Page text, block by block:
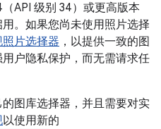
API 级别 34）或更高版本
。如果您尚未使用照片选择
片选择器 ，以提供一致的图
户隐私保护，而无需请求任
图库选择器，并且需要对实
以使用新的